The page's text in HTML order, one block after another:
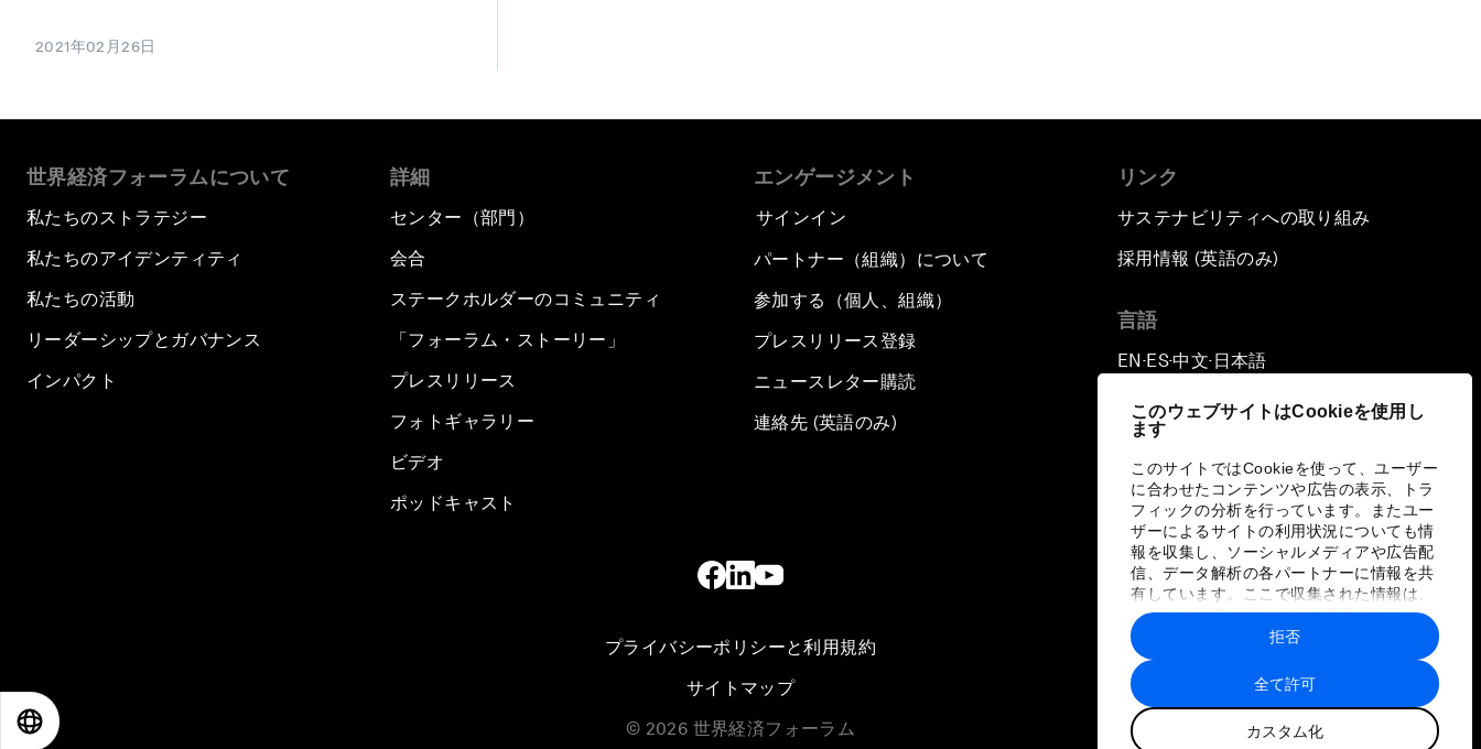
このウェブサイトはCookieを使用し
ます
このサイトではCookieを使って、ユーザー
に合わせたコンテンツや広告の表示、トラ
フィックの分析を行っています。またユー
ザーによるサイトの利用状況についても情
報を収集し、ソーシャルメディアや広告配
信、データ解析の各パートナーに情報を共
有しています。ここで収集された情報は、
ユーザーが各パートナーに提供した他の情
報や各パートナーのサービスを使用した際
に収集された情報と組み合わされ、各パー
トナーによって使用されることがありま
す。
全て許可
カスタム化
拒否
2021年02月26日
世界経済フォーラムについて
私たちのストラテジー
私たちのアイデンティティ
私たちの活動
リーダーシップとガバナンス
インパクト
詳細
センター（部門）
会合
ステークホルダーのコミュニティ
「フォーラム・ストーリー」
プレスリリース
フォトギャラリー
ビデオ
ポッドキャスト
エンゲージメント
サインイン
パートナー（組織）について
参加する（個人、組織）
プレスリリース登録
ニュースレター購読
連絡先 (英語のみ)
リンク
サステナビリティへの取り組み
採用情報 (英語のみ)
言語
EN ▪ ES▪中文▪ 日本語
プライバシーポリシーと利用規約
サイトマップ
© 2026 世界経済フォーラム